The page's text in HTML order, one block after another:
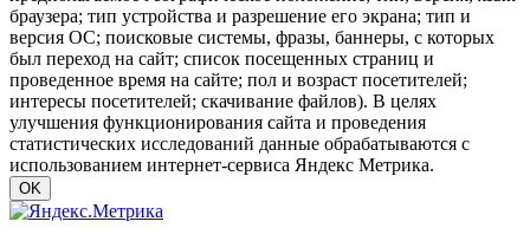
браузера; тип устройства и разрешение его экрана; тип и
версия ОС; поисковые системы, фразы, баннеры, с которых
был переход на сайт; список посещенных страниц и
проведенное время на сайте; пол и возраст посетителей;
интересы посетителей; скачивание файлов). В целях
улучшения функционирования сайта и проведения
статистических исследований данные обрабатываются с
использованием интернет-сервиса Яндекс Метрика.
OK